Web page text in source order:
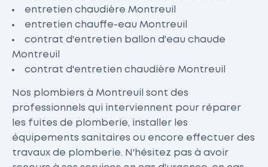
entretien chaudière Montreuil
entretien chauffe-eau Montreuil
contrat d'entretien ballon d'eau chaude
Montreuil
contrat d'entretien chaudière Montreuil
Nos plombiers à Montreuil sont des
professionnels qui interviennent pour réparer
les fuites de plomberie, installer les
équipements sanitaires ou encore effectuer des
travaux de plomberie. N'hésitez pas à avoir